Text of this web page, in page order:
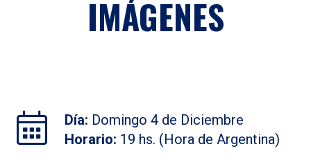
IMÁGENES
Día: Domingo 4 de Diciembre
Horario: 19 hs. (Hora de Argentina)